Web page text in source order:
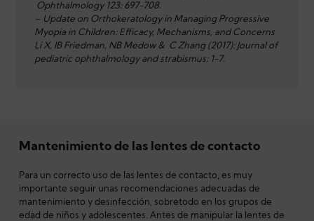
Ophthalmology 123: 697-708.
– Update on Orthokeratology in Managing Progressive
Myopia in Children: Efficacy, Mechanisms, and Concerns
Li X, IB Friedman, NB Medow & C Zhang (2017): Journal of
pediatric ophthalmology and strabismus: 1-7.
Mantenimiento de las lentes de contacto
Para un correcto uso de las lentes de contacto, es muy
importante seguir unas recomendaciones adecuadas de
mantenimiento y desinfección, sobretodo en los grupos de
edad de niños y adolescentes. Antes de manipular la lentes de